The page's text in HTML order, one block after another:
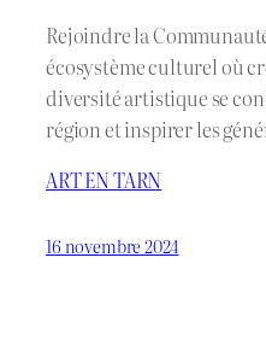
Rejoindre la
écosystème culturel où
diversité artistique se
région et inspirer les
ART EN TARN
16 novembre 2024